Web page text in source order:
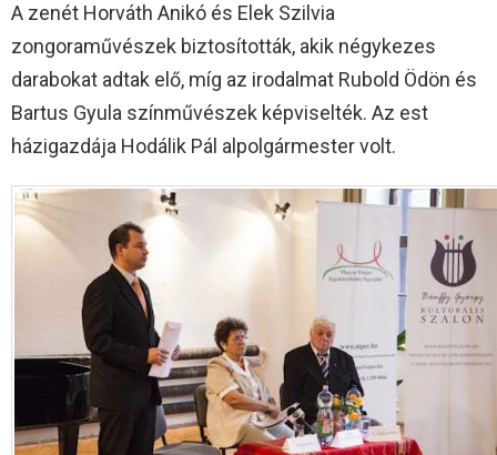
A zenét Horváth Anikó és Elek Szilvia
zongoraművészek biztosították, akik négykezes
darabokat adtak elő, míg az irodalmat Rubold Ödön és
Bartus Gyula színművészek képviselték. Az est
házigazdája Hodálik Pál alpolgármester volt.